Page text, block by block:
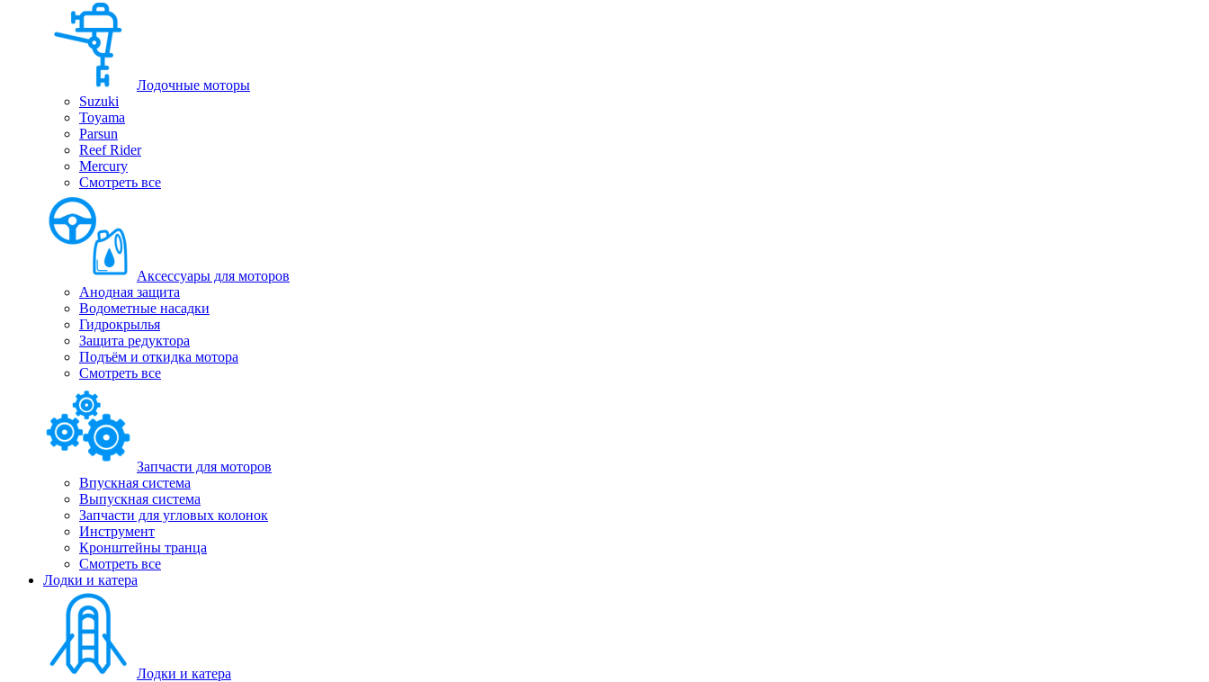
Лодочные моторы
Suzuki
Toyama
Parsun
Reef Rider
Mercury
Смотреть все
Аксессуары для моторов
Анодная защита
Водометные насадки
Гидрокрылья
Защита редуктора
Подъём и откидка мотора
Смотреть все
Запчасти для моторов
Впускная система
Выпускная система
Запчасти для угловых колонок
Инструмент
Кронштейны транца
Смотреть все
Лодки и катера
Лодки и катера